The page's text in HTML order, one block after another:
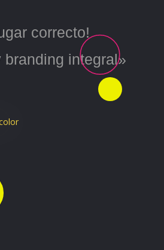
correcto!
integral»